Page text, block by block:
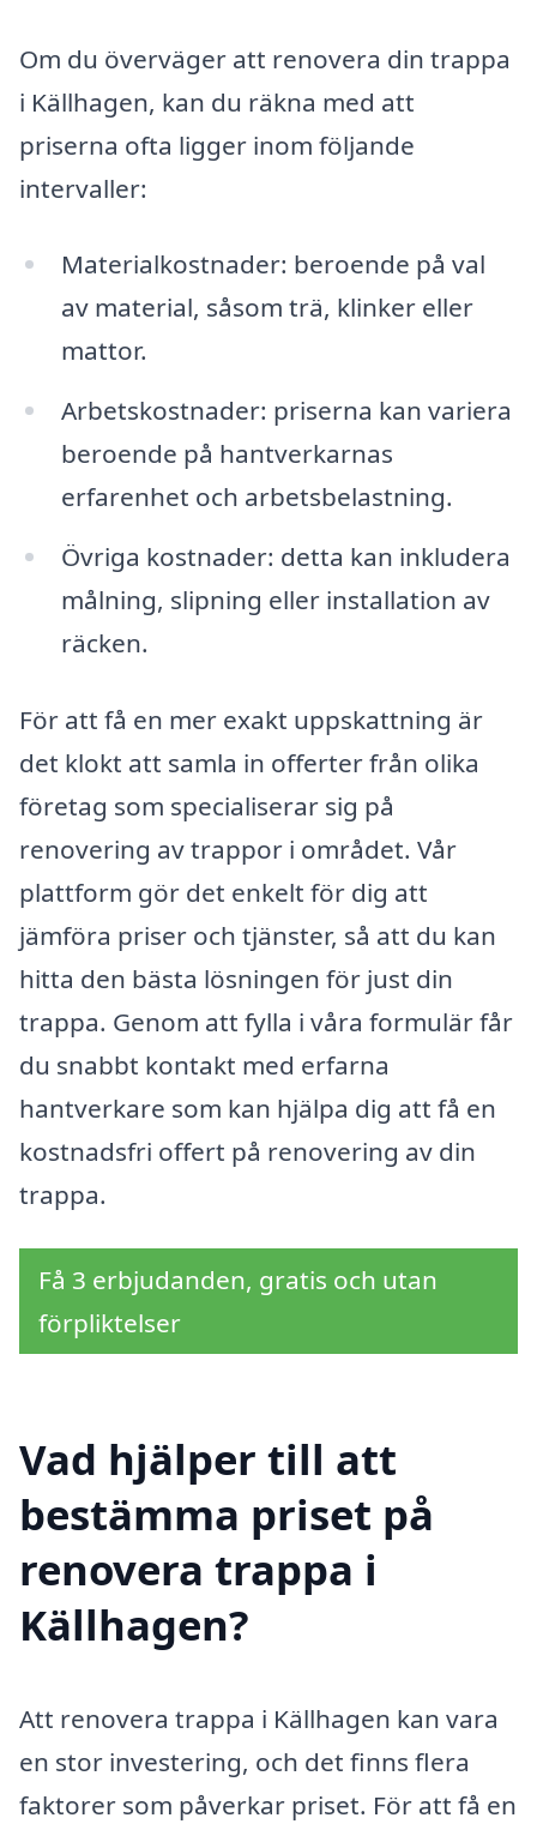
Om du överväger att renovera din trappa
i Källhagen, kan du räkna med att
priserna ofta ligger inom följande
intervaller:
Materialkostnader: beroende på val
av material, såsom trä, klinker eller
mattor.
Arbetskostnader: priserna kan variera
beroende på hantverkarnas
erfarenhet och arbetsbelastning.
Övriga kostnader: detta kan inkludera
målning, slipning eller installation av
räcken.
För att få en mer exakt uppskattning är
det klokt att samla in offerter från olika
företag som specialiserar sig på
renovering av trappor i området. Vår
plattform gör det enkelt för dig att
jämföra priser och tjänster, så att du kan
hitta den bästa lösningen för just din
trappa. Genom att fylla i våra formulär får
du snabbt kontakt med erfarna
hantverkare som kan hjälpa dig att få en
kostnadsfri offert på renovering av din
trappa.
Få 3 erbjudanden, gratis och utan
förpliktelser
Vad hjälper till att
bestämma priset på
renovera trappa i
Källhagen?
Att renovera trappa i Källhagen kan vara
en stor investering, och det finns flera
faktorer som påverkar priset. För att få en